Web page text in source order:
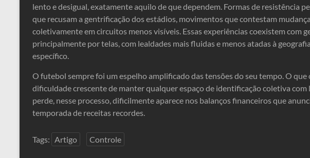
lento e desigual, exatamente aquilo de que dependem. Formas de resistência
que recusam a gentrificação dos estádios, movimentos que contestam
coletivamente em circuitos menos visíveis. Essas experiências coexistem com
principalmente por telas, com lealdades mais fluidas e menos atadas à
específico.
O futebol sempre foi um espelho amplificado das tensões do seu tempo. O que
dificuldade crescente de manter qualquer espaço de identificação coletiva
perde, nesse processo, dificilmente aparece nos balanços financeiros que
temporada de receitas recordes.
Tags: Artigo Controle